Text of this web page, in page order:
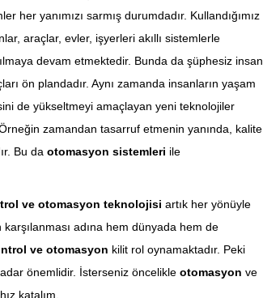
her yanımızı sarmış durumdadır. Kullandığımız
araçlar, evler, işyerleri akıllı sistemlerle
devam etmektedir. Bunda da şüphesiz insan
ön plandadır. Aynı zamanda insanların yaşam
de yükseltmeyi amaçlayan yeni teknolojiler
zamandan tasarruf etmenin yanında, kalite
Bu da otomasyon sistemleri ile
ve otomasyon teknolojisi artık her yönüyle
adına hem dünyada hem de
ve otomasyon kilit rol oynamaktadır. Peki
önemlidir. İsterseniz öncelikle otomasyon ve
katalım.